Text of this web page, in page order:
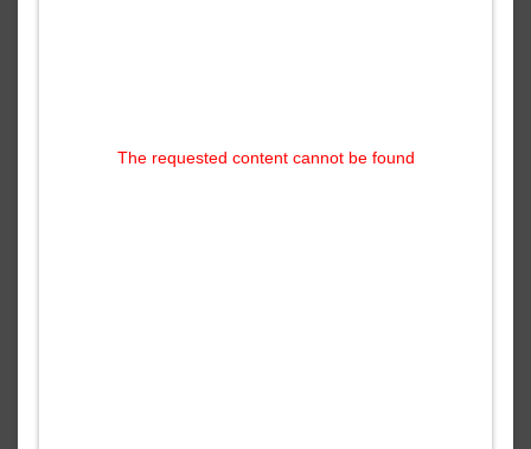
The requested content cannot be found